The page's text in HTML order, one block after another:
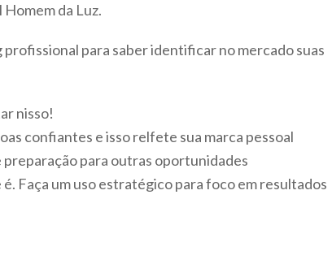
da Luz.
para saber identificar no mercado suas
nisso!
confiantes e isso relfete sua marca pessoal
para outras oportunidades
Faça um uso estratégico para foco em resultados